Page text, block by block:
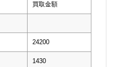
買取金額
24200
1430